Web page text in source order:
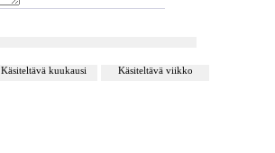
Käsiteltävä kuukausi Käsiteltävä viikko